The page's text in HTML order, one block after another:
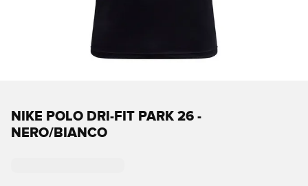
NIKE POLO DRI-FIT PARK 26 -
NERO/BIANCO